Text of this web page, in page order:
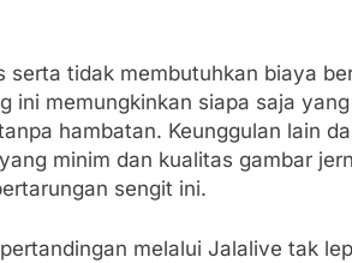
serta tidak membutuhkan biaya
ini memungkinkan siapa saja
hambatan. Keunggulan lain
minim dan kualitas gambar
sengit ini.
melalui Jalalive tak